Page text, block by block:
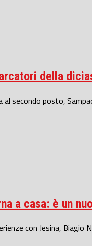
della
secondo posto,
a casa: è un
con Jesina,